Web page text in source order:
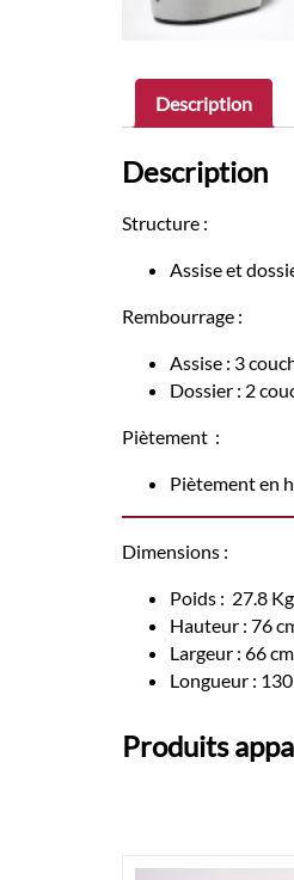
Description
Description
Structure :
Assise et
Rembourrage :
Assise : 3
Dossier : 2
Piètement :
Piètement en
Dimensions :
Poids : 27.8 Kg
Hauteur : 76
Largeur : 66 cm
Longueur :
Produits